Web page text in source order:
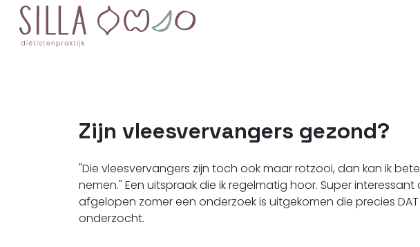
Zijn vleesvervangers gezond?
"Die vleesvervangers zijn toch ook maar rotzooi, dan kan ik
nemen." Een uitspraak die ik regelmatig hoor. Super interessant
afgelopen zomer een onderzoek is uitgekomen die precies DAT
onderzocht.